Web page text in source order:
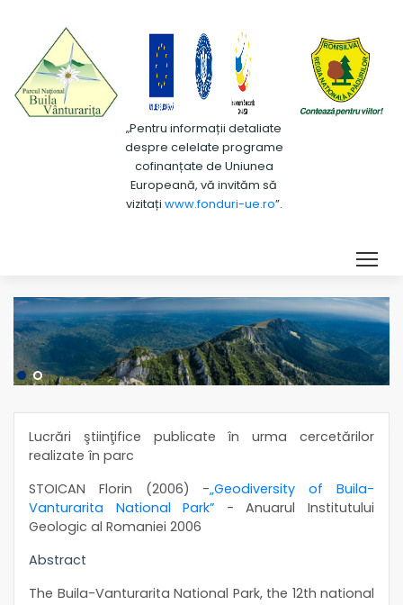
„Pentru informații detaliate
despre celelate programe
cofinanțate de Uniunea
Europeană, vă invităm să
vizitați www.fonduri-ue.ro”.
Lucrări ştiinţifice publicate în urma cercetărilor
realizate în parc
STOICAN Florin (2006) -„Geodiversity of Buila-
Vanturarita National Park” - Anuarul Institutului
Geologic al Romaniei 2006
Abstract
The Buila-Vanturarita National Park, the 12th national